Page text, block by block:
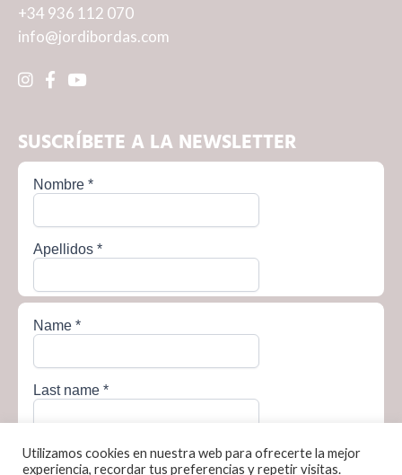
+34 936 112 070
info@jordibordas.com
SUSCRÍBETE A LA NEWSLETTER
Utilizamos cookies en nuestra web para ofrecerte la mejor
experiencia, recordar tus preferencias y repetir visitas.